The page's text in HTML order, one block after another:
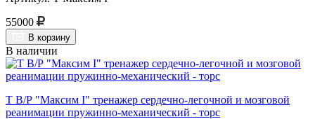
55000
В корзину
В наличии
Т В/Р "Максим I" тренажер сердечно-легочной и мозговой
реанимации пружинно-механический - торс